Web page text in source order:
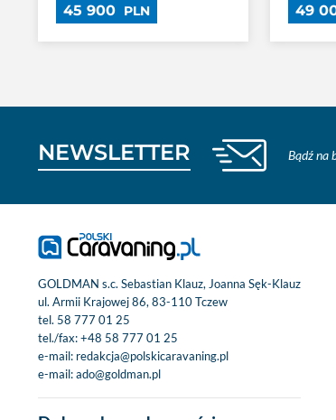
45 900 PLN 49
NEWSLETTER Bądź na
GOLDMAN s.c. Sebastian Klauz, Joanna Sęk-Klauz
ul. Armii Krajowej 86, 83-110 Tczew
tel. 58 777 01 25
tel./fax:+48 58 777 01 25
e-mail: redakcja@polskicaravaning.pl
e-mail:ado@goldman.pl